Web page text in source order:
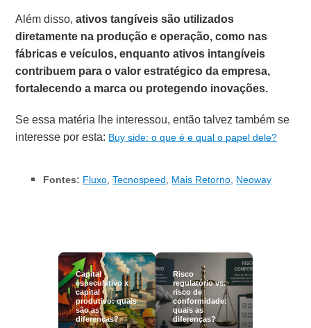
Além disso,ativos tangíveis são utilizados
diretamente na produção e operação, como nas
fábricas e veículos, enquanto ativos intangíveis
contribuem para o valor estratégico da empresa,
fortalecendo a marca ou protegendo inovações.
Se essa matéria lhe interessou, então talvez também se
interesse por esta: Buy side: o que é e qual o papel dele?
Fontes: Fluxo,Tecnospeed, Mais Retorno, Neoway
Capital
especulativo x
capital
produtivo: quais
são as
diferenças?
Risco
regulatório vs.
risco de
conformidade:
quais as
diferenças?